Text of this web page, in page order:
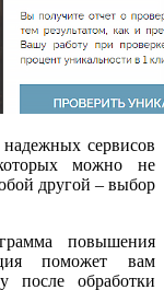
сервисов
можно не
другой – выбор
повышения
поможет вам
после обработки